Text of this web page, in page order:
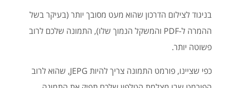
בניגוד לצילום הדרכון שהוא מעט מסובך יותר (בעיקר בשל
ההמרה ל-PDF והמשקל הנמוך שלו), התמונה שלכם לרוב
פשוטה יותר.
כפי שציינו, פורמט התמונה צריך להיות JEPG, שהוא לרוב